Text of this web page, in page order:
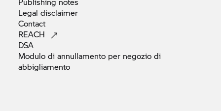
Legal disclaimer
Contact
REACH
DSA
Modulo di annullamento per negozio di
abbigliamento